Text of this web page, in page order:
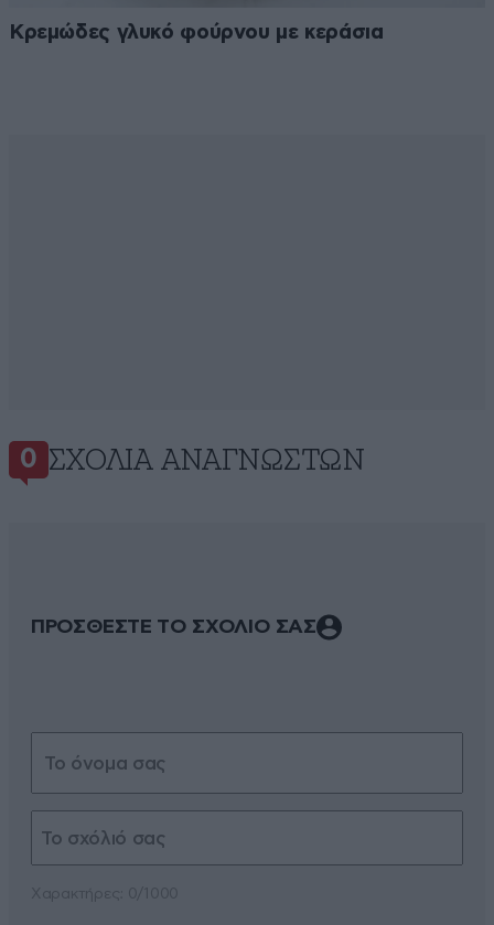
Κρεμώδες γλυκό φούρνου με κεράσια
0 ΣΧΌΛΙΑ ΑΝΑΓΝΩΣΤΏΝ
ΠΡΟΣΘΕΣΤΕ ΤΟ ΣΧΟΛΙΟ ΣΑΣ